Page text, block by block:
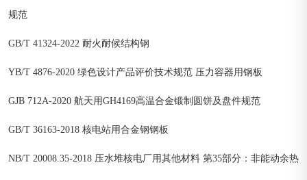
规范
GB/T 41324-2022 耐火耐候结构钢
YB/T 4876-2020 绿色设计产品评价技术规范 压力容器用钢板
GJB 712A-2020 航天用GH4169高温合金锻制圆饼及盘件规范
GB/T 36163-2018 核电站用合金钢钢板
NB/T 20008.35-2018 压水堆核电厂用其他材料 第35部分：非能动余热